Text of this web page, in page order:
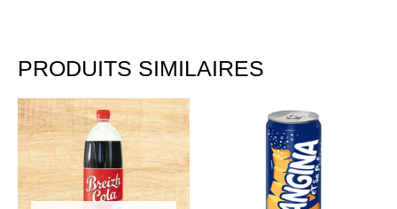
PRODUITS SIMILAIRES